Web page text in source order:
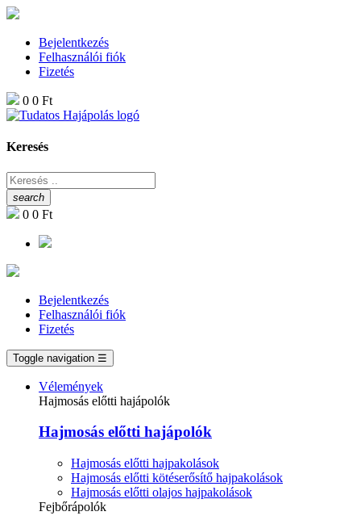
Bejelentkezés
Felhasználói fiók
Fizetés
0 0 Ft
Keresés
search
0 0 Ft
Bejelentkezés
Felhasználói fiók
Fizetés
Toggle navigation ☰
Vélemények
Hajmosás előtti hajápolók
Hajmosás előtti hajápolók
Hajmosás előtti hajpakolások
Hajmosás előtti kötéserősítő hajpakolások
Hajmosás előtti olajos hajpakolások
Fejbőrápolók